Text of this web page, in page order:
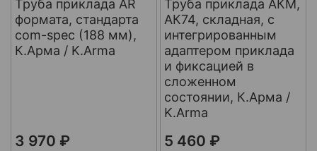
Труба приклада AR
формата, стандарта
com-spec (188 мм),
К.Арма / K.Arma
3 970 ₽
Труба приклада АКМ,
АК74, складная, с
интегрированным
адаптером приклада
и фиксацией в
сложенном
состоянии, К.Арма /
K.Arma
5 460 ₽